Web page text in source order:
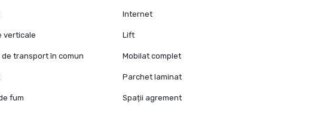
Internet
verticale Lift
de transport în comun Mobilat complet
Parchet laminat
fum Spații agrement